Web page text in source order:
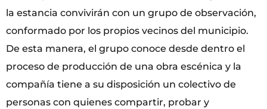
la estancia convivirán con un grupo de observación,
conformado por los propios vecinos del municipio.
De esta manera, el grupo conoce desde dentro el
proceso de producción de una obra escénica y la
compañía tiene a su disposición un colectivo de
personas con quienes compartir, probar y